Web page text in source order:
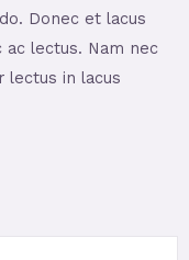
Donec et lacus
lectus. Nam nec
lectus in lacus